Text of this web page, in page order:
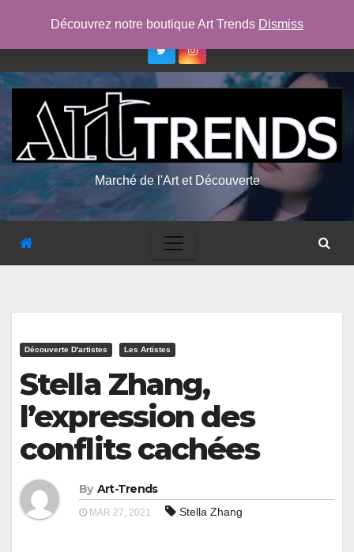
jeu. Août 6th, 2026 6:29:50 AM
Marché de l'Art et Découverte
Découverte D'artistes Les Artistes
Stella Zhang,
l’expression des
conflits cachées
By Art-Trends
MAR 27, 2021 Stella Zhang
Découvrez notre boutique Art Trends Dismiss